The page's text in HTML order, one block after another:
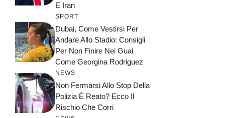
E Iran
SPORT
Dubai, Come Vestirsi Per
Andare Allo Stadio: Consigli
Per Non Finire Nei Guai
Come Georgina Rodriguez
NEWS
Non Fermarsi Allo Stop Della
Polizia È Reato? Ecco Il
Rischio Che Corri